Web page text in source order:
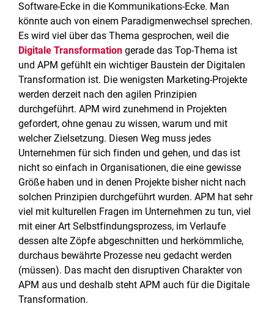
Software-Ecke in die Kommunikations-Ecke. Man
könnte auch von einem Paradigmenwechsel sprechen.
Es wird viel über das Thema gesprochen, weil die
Digitale Transformation gerade das Top-Thema ist
und APM gefühlt ein wichtiger Baustein der Digitalen
Transformation ist. Die wenigsten Marketing-Projekte
werden derzeit nach den agilen Prinzipien
durchgeführt. APM wird zunehmend in Projekten
gefordert, ohne genau zu wissen, warum und mit
welcher Zielsetzung. Diesen Weg muss jedes
Unternehmen für sich finden und gehen, und das ist
nicht so einfach in Organisationen, die eine gewisse
Größe haben und in denen Projekte bisher nicht nach
solchen Prinzipien durchgeführt wurden. APM hat sehr
viel mit kulturellen Fragen im Unternehmen zu tun, viel
mit einer Art Selbstfindungsprozess, im Verlaufe
dessen alte Zöpfe abgeschnitten und herkömmliche,
durchaus bewährte Prozesse neu gedacht werden
(müssen). Das macht den disruptiven Charakter von
APM aus und deshalb steht APM auch für die Digitale
Transformation.